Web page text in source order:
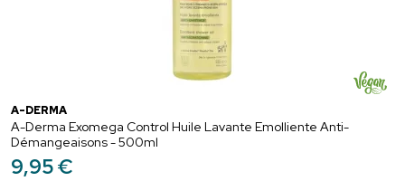
A-DERMA
A-Derma Exomega Control Huile Lavante Emolliente Anti-
Démangeaisons - 500ml
9,95€